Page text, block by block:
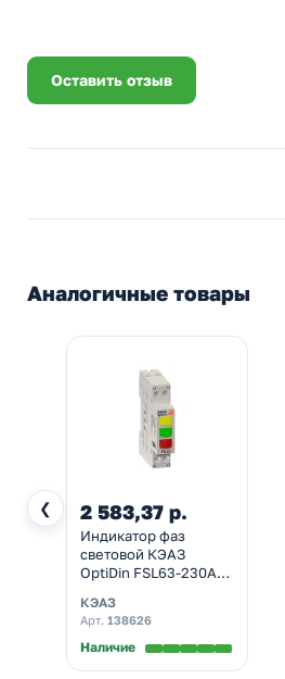
Оставить отзыв
Аналогичные товары
❮ 2 583,37 р.
Индикатор фаз
световой КЭАЗ
OptiDin FSL63-230A-
желтый, зеленый,
красный
КЭАЗ
Арт. 138626
Наличие